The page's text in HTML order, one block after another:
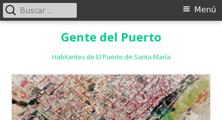
Gente del Puerto
Habitantes de El Puerto de Santa María
Menú
Menú
Buscar: